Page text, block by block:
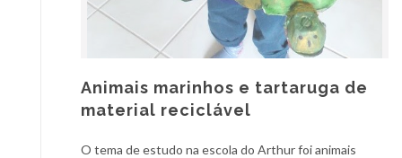
Animais marinhos e tartaruga de
material reciclável
O tema de estudo na escola do Arthur foi animais